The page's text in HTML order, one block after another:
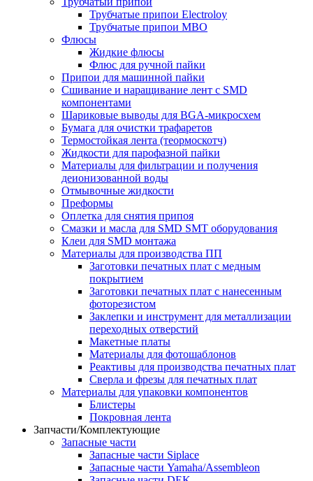
Трубчатые припои Electroloy
Трубчатые припои MBO
Флюсы
Жидкие флюсы
Флюс для ручной пайки
Припои для машинной пайки
Сшивание и наращивание лент с SMD
компонентами
Шариковые выводы для BGA-микросхем
Бумага для очистки трафаретов
Термостойкая лента (теормоскотч)
Жидкости для парофазной пайки
Материалы для фильтрации и получения
деионизованной воды
Отмывочные жидкости
Преформы
Оплетка для снятия припоя
Смазки и масла для SMD SMT оборудования
Клеи для SMD монтажа
Материалы для производства ПП
Заготовки печатных плат с медным
покрытием
Заготовки печатных плат с нанесенным
фоторезистом
Заклепки и инструмент для металлизации
переходных отверстий
Макетные платы
Материалы для фотошаблонов
Реактивы для производства печатных плат
Сверла и фрезы для печатных плат
Материалы для упаковки компонентов
Блистеры
Покровная лента
Запчасти/Комплектующие
Запасные части
Запасные части Siplace
Запасные части Yamaha/Assembleon